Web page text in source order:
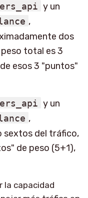
y un
,
dos
total es 3
esos 3 "puntos"
y un
,
sextos del tráfico,
de peso (5+1),
la capacidad